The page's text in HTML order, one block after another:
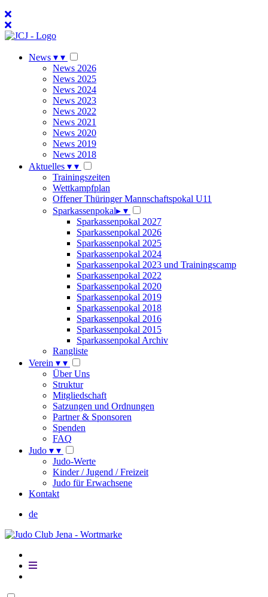
News ▾ ▾
News 2026
News 2025
News 2024
News 2023
News 2022
News 2021
News 2020
News 2019
News 2018
Aktuelles ▾ ▾
Trainingszeiten
Wettkampfplan
Offener Thüringer Mannschaftspokal U11
Sparkassenpokal▸ ▾
Sparkassenpokal 2027
Sparkassenpokal 2026
Sparkassenpokal 2025
Sparkassenpokal 2024
Sparkassenpokal 2023 und Trainingscamp
Sparkassenpokal 2022
Sparkassenpokal 2020
Sparkassenpokal 2019
Sparkassenpokal 2018
Sparkassenpokal 2016
Sparkassenpokal 2015
Sparkassenpokal Archiv
Rangliste
Verein ▾ ▾
Über Uns
Struktur
Mitgliedschaft
Satzungen und Ordnungen
Partner & Sponsoren
Spenden
FAQ
Judo ▾ ▾
Judo-Werte
Kinder / Jugend / Freizeit
Judo für Erwachsene
Kontakt
de